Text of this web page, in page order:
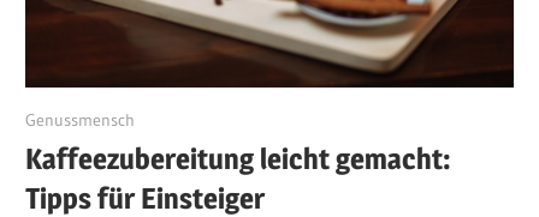
November 8, 2024
Genussmensch
Kaffeezubereitung leicht gemacht:
Tipps für Einsteiger